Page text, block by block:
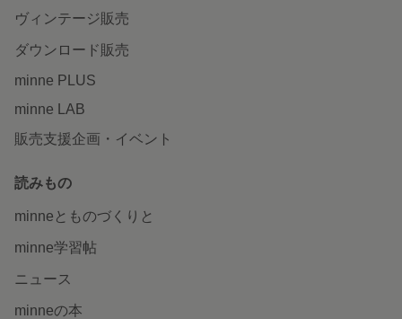
ヴィンテージ販売
ダウンロード販売
minne PLUS
minne LAB
販売支援企画・イベント
読みもの
minneとものづくりと
minne学習帖
ニュース
minneの本